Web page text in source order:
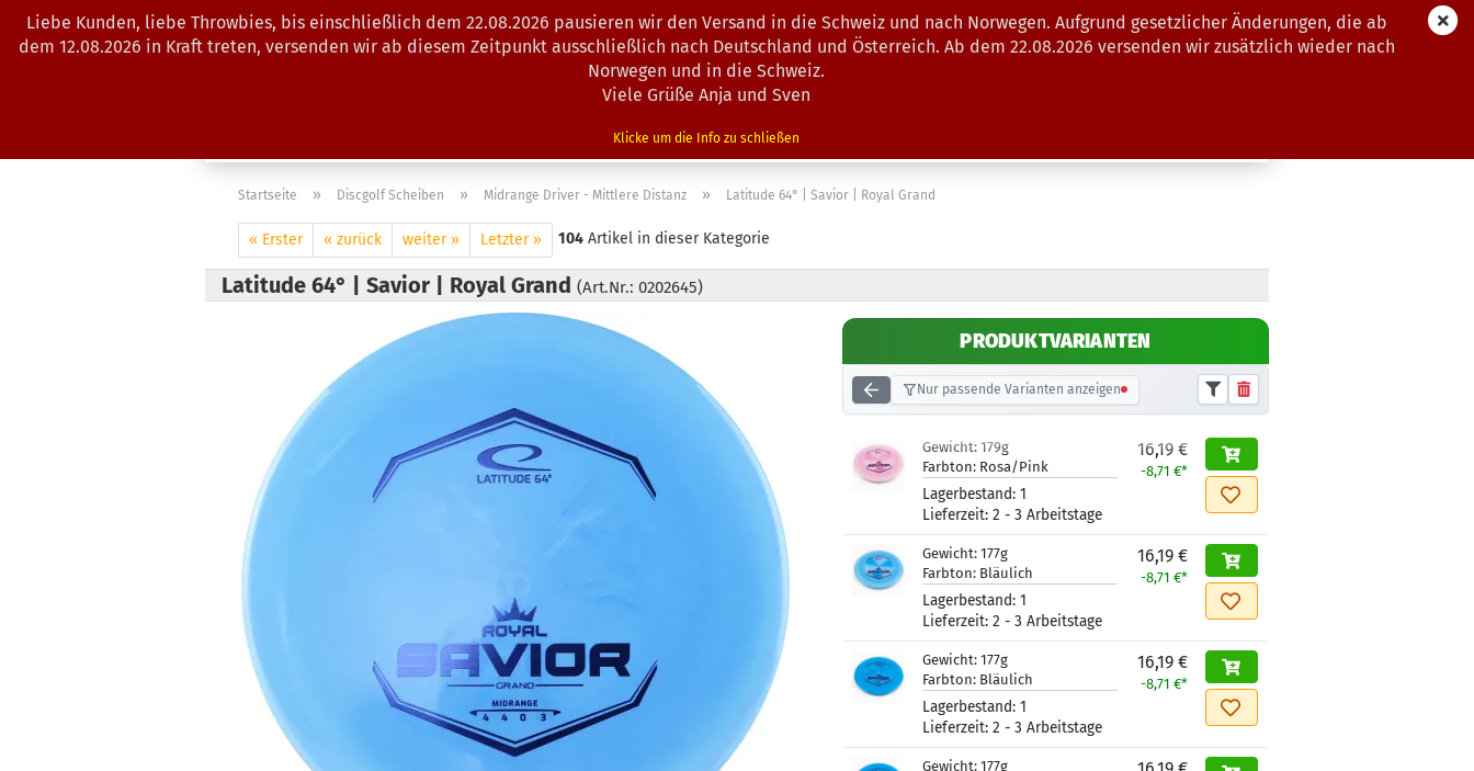
Suche...
Liebe Kunden, liebe Throwbies, bis einschließlich dem 22.08.2026 pausieren wir den Versand in die Schweiz und nach Norwegen. Aufgrund gesetzlicher Änderungen, die ab
dem 12.08.2026 in Kraft treten, versenden wir ab diesem Zeitpunkt ausschließlich nach Deutschland und Österreich. Ab dem 22.08.2026 versenden wir zusätzlich wieder nach
Norwegen und in die Schweiz.
Viele Grüße Anja und Sven
Klicke um die Info zu schließen
AUSRÜSTUNG ZUBEHÖR
Startseite » Discgolf Scheiben » Midrange Driver - Mittlere Distanz » Latitude 64° | Savior | Royal Grand
« Erster « zurück weiter » Letzter » 104 Artikel in dieser Kategorie
Latitude 64° | Savior | Royal Grand (Art.Nr.: 0202645)
PRODUKTVARIANTEN
Nur passende Varianten anzeigen
Gewicht: 179g
Farbton: Rosa/Pink
Lagerbestand: 1
Lieferzeit: 2 - 3 Arbeitstage
16,19 €
-8,71 €*
Gewicht: 177g
Farbton: Bläulich
Lagerbestand: 1
Lieferzeit: 2 - 3 Arbeitstage
16,19 €
-8,71 €*
Gewicht: 177g
Farbton: Bläulich
Lagerbestand: 1
Lieferzeit: 2 - 3 Arbeitstage
16,19 €
-8,71 €*
Gewicht: 177g